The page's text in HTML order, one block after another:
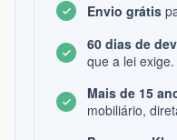
Envio grátis
60 dias de
que a lei exige.
Mais de 15
mobiliário,